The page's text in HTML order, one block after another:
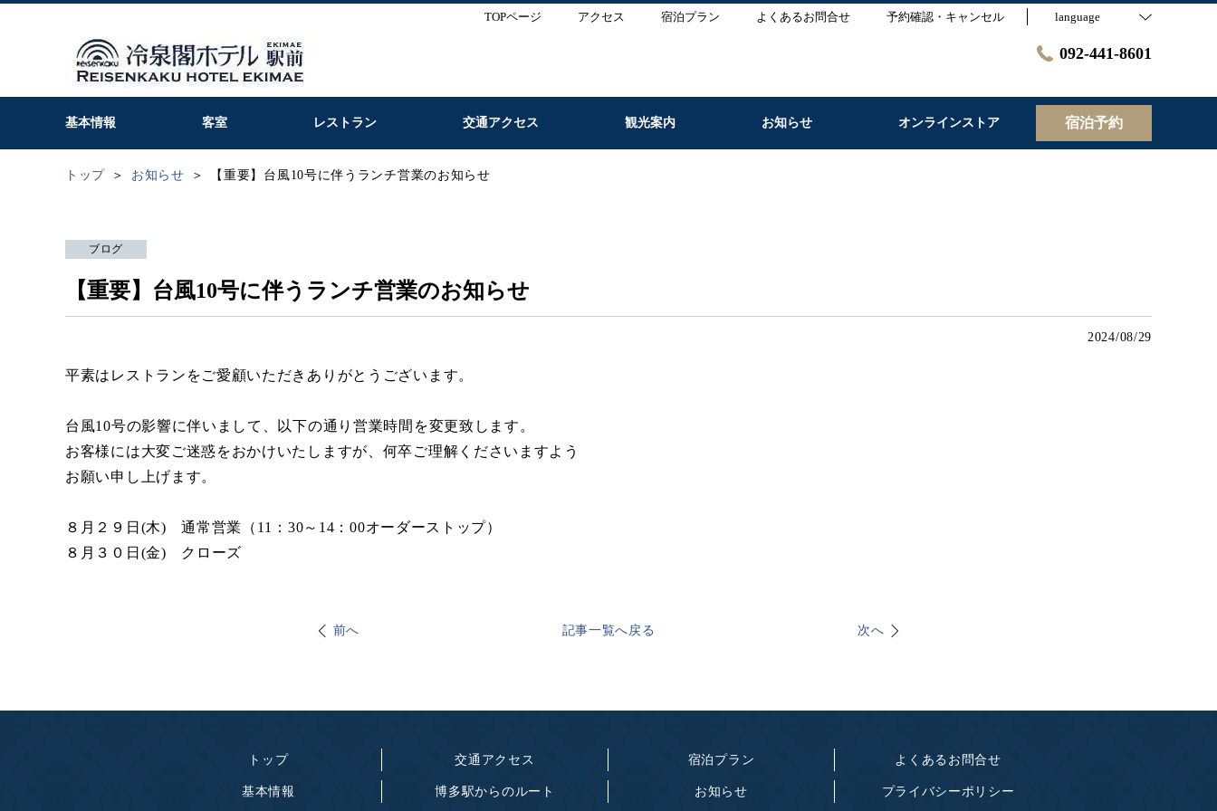
TOPページ アクセス 宿泊プラン よくあるお問合せ 予約確認・キャンセル language
092-441-8601
基本情報 客室 レストラン 交通アクセス 観光案内 お知らせ オンラインストア 宿泊予約
トップ お知らせ 【重要】台風10号に伴うランチ営業のお知らせ
ブログ
【重要】台風10号に伴うランチ営業のお知らせ
2024/08/29
平素はレストランをご愛顧いただきありがとうございます。
台風10号の影響に伴いまして、以下の通り営業時間を変更致します。
お客様には大変ご迷惑をおかけいたしますが、何卒ご理解くださいますよう
お願い申し上げます。
８月２９日(木) 通常営業（11：30～14：00オーダーストップ）
８月３０日(金) クローズ
前へ 記事一覧へ戻る 次へ
トップ
基本情報
交通アクセス
博多駅からのルート
宿泊プラン
お知らせ
よくあるお問合せ
プライバシーポリシー